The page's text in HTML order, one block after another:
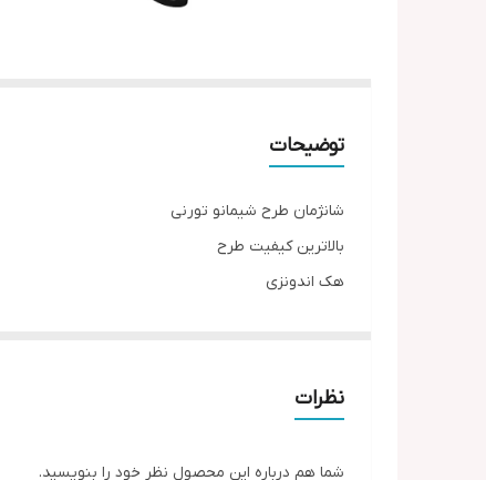
توضیحات
شانژمان طرح شیمانو تورنی
بالاترین کیفیت طرح
هک اندونزی
نظرات
شما هم درباره این محصول نظر خود را بنویسید.